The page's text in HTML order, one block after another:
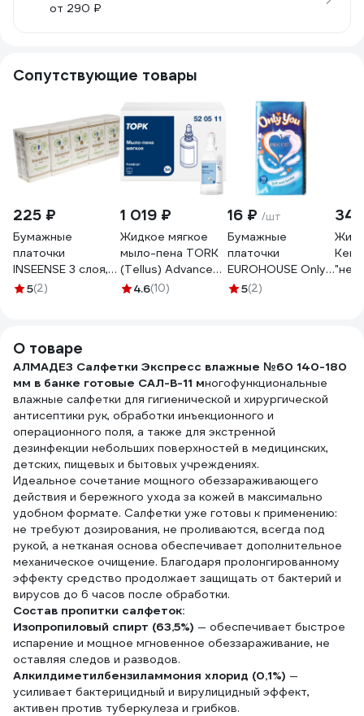
от 290 ₽
Сопутствующие товары
225 ₽
Бумажные
платочки
INSEENSE 3 слоя,
10 шт, без
5(2)
1 019 ₽
Жидкое мягкое
мыло-пена TORK
(Tellus) Advanced 1
л, S4 520511
4.6(10)
16 ₽ /шт
Бумажные
платочки
EUROHOUSE Only
You, 2-слоя, 10
5(2)
О товаре
АЛМАДЕЗ Салфетки Экспресс влажные №60 140-180
мм в банке готовые САЛ-В-11 многофункциональные
влажные салфетки для гигиенической и хирургической
антисептики рук, обработки инъекционного и
операционного поля, а также для экстренной
дезинфекции небольших поверхностей в медицинских,
детских, пищевых и бытовых учреждениях.
Идеальное сочетание мощного обеззараживающего
действия и бережного ухода за кожей в максимально
удобном формате. Салфетки уже готовы к применению:
не требуют дозирования, не проливаются, всегда под
рукой, а нетканая основа обеспечивает дополнительное
механическое очищение. Благодаря пролонгированному
эффекту средство продолжает защищать от бактерий и
вирусов до 6 часов после обработки.
Состав пропитки салфеток:
Изопропиловый спирт (63,5%) — обеспечивает быстрое
испарение и мощное мгновенное обеззараживание, не
оставляя следов и разводов.
Алкилдиметилбензиламмония хлорид (0,1%) —
усиливает бактерицидный и вирулицидный эффект,
активен против туберкулеза и грибков.